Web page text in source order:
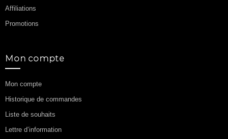
Affiliations
Promotions
Mon compte
Mon compte
Historique de commandes
Liste de souhaits
Lettre d’information